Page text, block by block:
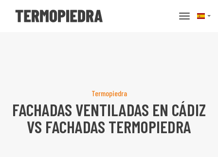
Termopiedra
FACHADAS VENTILADAS EN CÁDIZ
VS FACHADAS TERMOPIEDRA